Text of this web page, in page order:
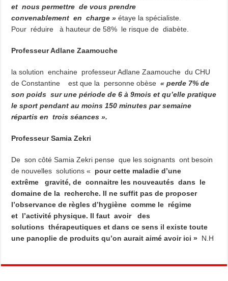
et nous permettre de vous prendre
convenablement en charge » étaye la spécialiste.
Pour réduire à hauteur de 58% le risque de diabète.
Professeur Adlane Zaamouche
la solution enchaine professeur Adlane Zaamouche du CHU
de Constantine est que la personne obèse « perde 7% de
son poids sur une période de 6 à 9mois et qu’elle pratique
le sport pendant au moins 150 minutes par semaine
répartis en trois séances ».
Professeur Samia Zekri
De son côté Samia Zekri pense que les soignants ont besoin
de nouvelles solutions « pour cette maladie d’une
extrême gravité, de connaitre les nouveautés dans le
domaine de la recherche. Il ne suffit pas de proposer
l’observance de règles d’hygiène comme le régime
et l’activité physique. Il faut avoir des
solutions thérapeutiques et dans ce sens il existe toute
une panoplie de produits qu’on aurait aimé avoir ici » N.H